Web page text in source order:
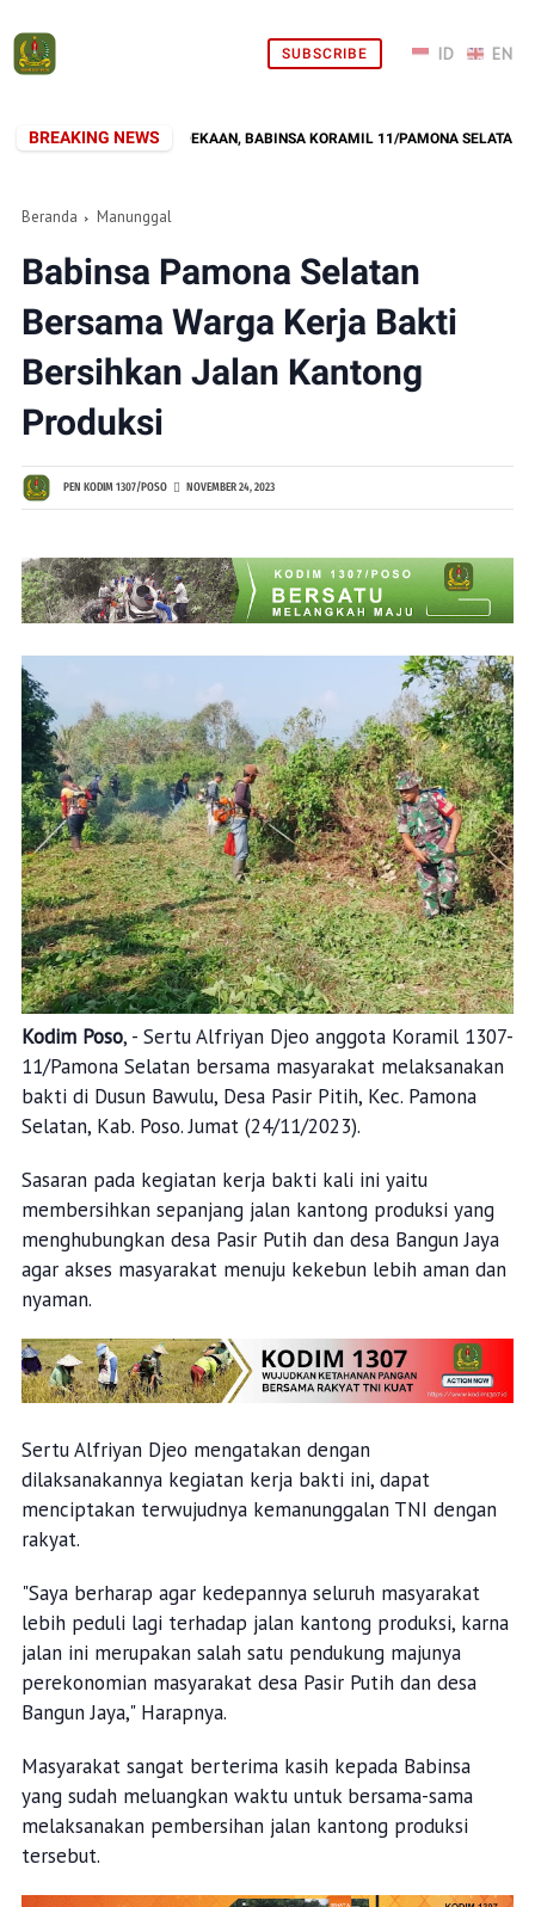
SUBSCRIBE
BREAKING NEWS
SAMBUT KEMERDEKAAN, BABINSA KORAMIL 11/PAMONA SELATAN DAN
Beranda Manunggal
Babinsa Pamona Selatan
Bersama Warga Kerja Bakti
Bersihkan Jalan Kantong
Produksi
PEN KODIM 1307/POSO NOVEMBER 24, 2023
Kodim Poso, - Sertu Alfriyan Djeo anggota Koramil 1307-
11/Pamona Selatan bersama masyarakat melaksanakan
bakti di Dusun Bawulu, Desa Pasir Pitih, Kec. Pamona
Selatan, Kab. Poso. Jumat (24/11/2023).
Sasaran pada kegiatan kerja bakti kali ini yaitu
membersihkan sepanjang jalan kantong produksi yang
menghubungkan desa Pasir Putih dan desa Bangun Jaya
agar akses masyarakat menuju kekebun lebih aman dan
nyaman.
Sertu Alfriyan Djeo mengatakan dengan
dilaksanakannya kegiatan kerja bakti ini, dapat
menciptakan terwujudnya kemanunggalan TNI dengan
rakyat.
"Saya berharap agar kedepannya seluruh masyarakat
lebih peduli lagi terhadap jalan kantong produksi, karna
jalan ini merupakan salah satu pendukung majunya
perekonomian masyarakat desa Pasir Putih dan desa
Bangun Jaya," Harapnya.
Masyarakat sangat berterima kasih kepada Babinsa
yang sudah meluangkan waktu untuk bersama-sama
melaksanakan pembersihan jalan kantong produksi
tersebut.